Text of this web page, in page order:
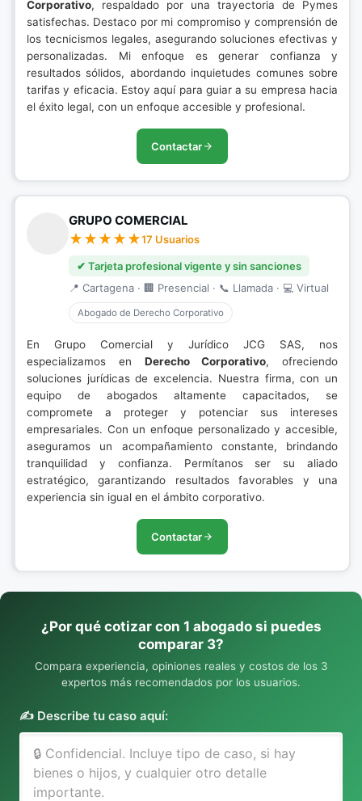
Corporativo, respaldado por una trayectoria de Pymes
satisfechas. Destaco por mi compromiso y comprensión de
los tecnicismos legales, asegurando soluciones efectivas y
personalizadas. Mi enfoque es generar confianza y
resultados sólidos, abordando inquietudes comunes sobre
tarifas y eficacia. Estoy aquí para guiar a su empresa hacia
el éxito legal, con un enfoque accesible y profesional.
Contactar
GRUPO COMERCIAL
17 Usuarios
✔ Tarjeta profesional vigente y sin sanciones
📍 Cartagena · 🏢 Presencial · 📞 Llamada · 💻 Virtual
Abogado de Derecho Corporativo
En Grupo Comercial y Jurídico JCG SAS, nos
especializamos en Derecho Corporativo, ofreciendo
soluciones jurídicas de excelencia. Nuestra firma, con un
equipo de abogados altamente capacitados, se
compromete a proteger y potenciar sus intereses
empresariales. Con un enfoque personalizado y accesible,
aseguramos un acompañamiento constante, brindando
tranquilidad y confianza. Permítanos ser su aliado
estratégico, garantizando resultados favorables y una
experiencia sin igual en el ámbito corporativo.
Contactar
¿Por qué cotizar con 1 abogado si puedes
comparar 3?
Compara experiencia, opiniones reales y costos de los 3
expertos más recomendados por los usuarios.
✍️ Describe tu caso aquí: